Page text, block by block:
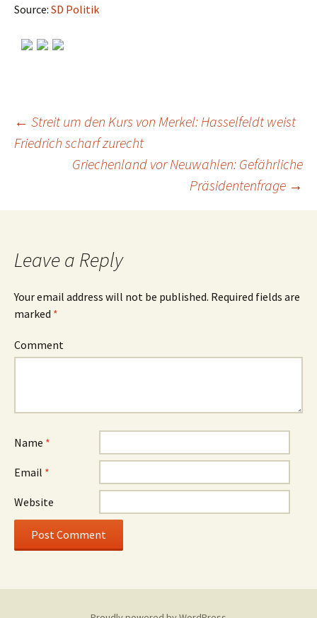
Source: SD Politik
Post
navigation
← Streit um den Kurs von Merkel: Hasselfeldt weist
Friedrich scharf zurecht
Griechenland vor Neuwahlen: Gefährliche
Präsidentenfrage →
Leave a Reply
Your email address will not be published. Required fields are
marked *
Comment
Name *
Email *
Website